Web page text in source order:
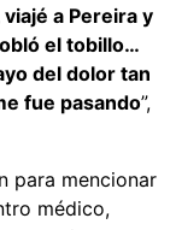
a Pereira y
el tobillo…
del dolor tan
fue pasando”,
para mencionar
médico,